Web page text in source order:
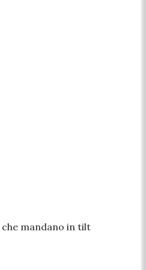
che mandano in tilt